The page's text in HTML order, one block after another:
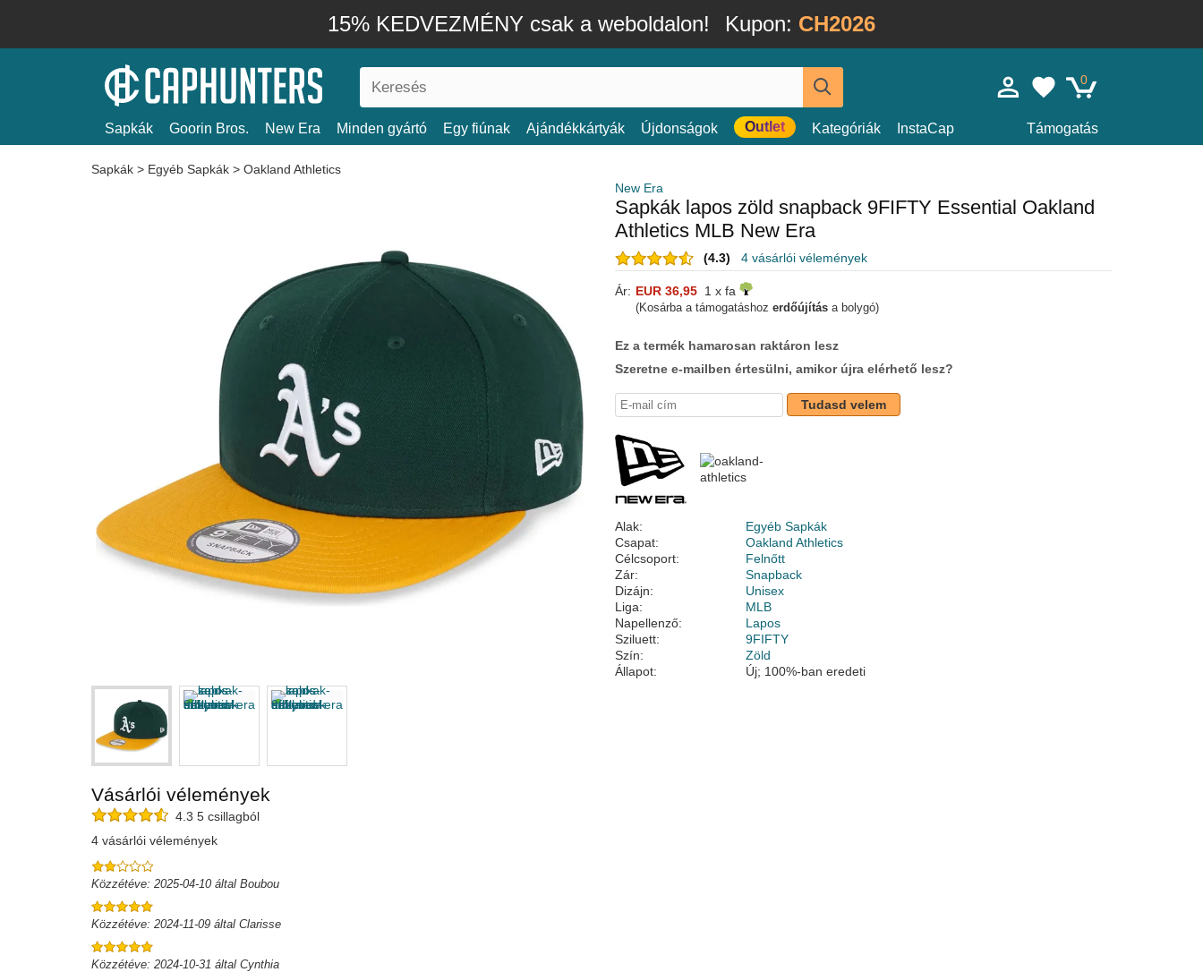
15% KEDVEZMÉNY csak a weboldalon! Kupon: CH2026
0
Sapkák Goorin Bros. New Era Minden gyártó Egy fiúnak Ajándékkártyák Újdonságok Outlet Kategóriák InstaCap Támogatás
Sapkák > Egyéb Sapkák > Oakland Athletics
New Era
Sapkák lapos zöld snapback 9FIFTY Essential Oakland
Athletics MLB New Era
(4.3) 4 vásárlói vélemények
Ár: EUR 36,95 1 x fa
(Kosárba a támogatáshoz erdőújítás a bolygó)
Ez a termék hamarosan raktáron lesz
Szeretne e-mailben értesülni, amikor újra elérhető lesz?
Tudasd velem
Alak:
Egyéb Sapkák
Csapat:
Oakland Athletics
Célcsoport:
Felnőtt
Zár:
Snapback
Dizájn:
Unisex
Liga:
MLB
Napellenző:
Lapos
Sziluett:
9FIFTY
Szín:
Zöld
Állapot:
Új; 100%-ban eredeti
Vásárlói vélemények
4.3 5 csillagból
4 vásárlói vélemények
Közzétéve: 2025-04-10 által Boubou
Közzétéve: 2024-11-09 által Clarisse
Közzétéve: 2024-10-31 által Cynthia